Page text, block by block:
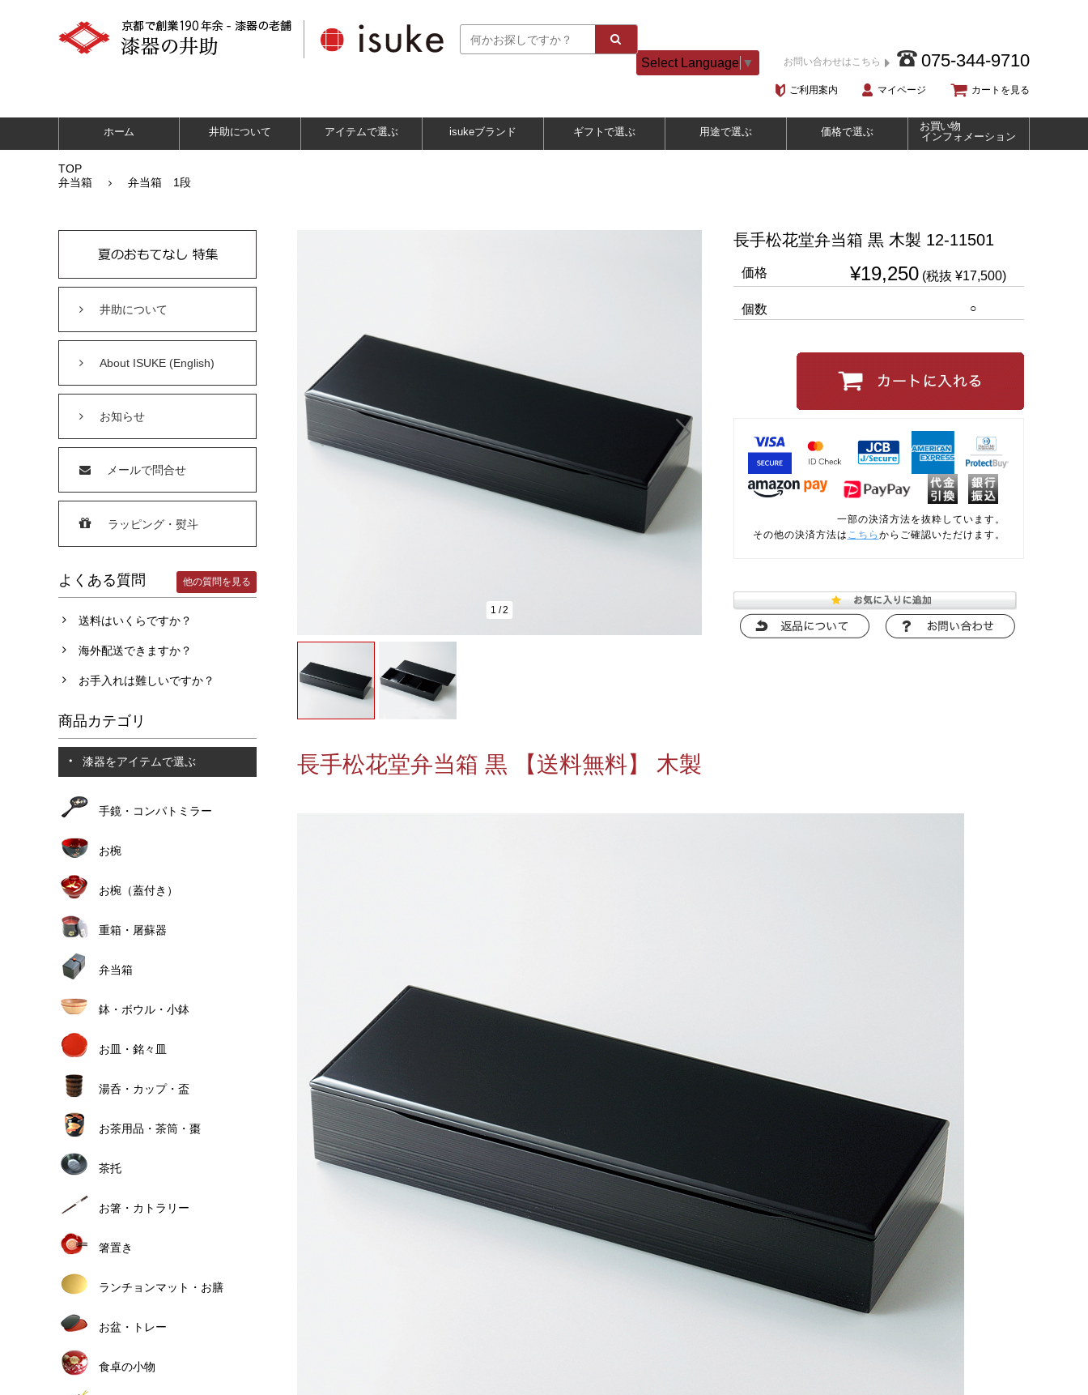
Select Language ▼ お問い合わせはこちら 075-344-9710
ご利用案内 マイページ カートを見る
ホーム 井助について アイテムで選ぶ isukeブランド ギフトで選ぶ 用途で選ぶ 価格で選ぶ
お買い物
インフォメーション
TOP
弁当箱
弁当箱 1段
井助について
About ISUKE (English)
お知らせ
メールで問合せ
ラッピング・熨斗
よくある質問 他の質問を見る
送料はいくらですか？
海外配送できますか？
お手入れは難しいですか？
商品カテゴリ
漆器をアイテムで選ぶ
手鏡・コンパトミラー
お椀
お椀（蓋付き）
重箱・屠蘇器
弁当箱
鉢・ボウル・小鉢
お皿・銘々皿
湯呑・カップ・盃
お茶用品・茶筒・棗
茶托
お箸・カトラリー
箸置き
ランチョンマット・お膳
お盆・トレー
食卓の小物
1 /2
長手松花堂弁当箱 黒 木製 12-11501
価格 ¥19,250 (税抜 ¥17,500)
個数 ○
一部の決済方法を抜粋しています。
その他の決済方法は こちら からご確認いただけます。
長手松花堂弁当箱 黒 【送料無料】 木製